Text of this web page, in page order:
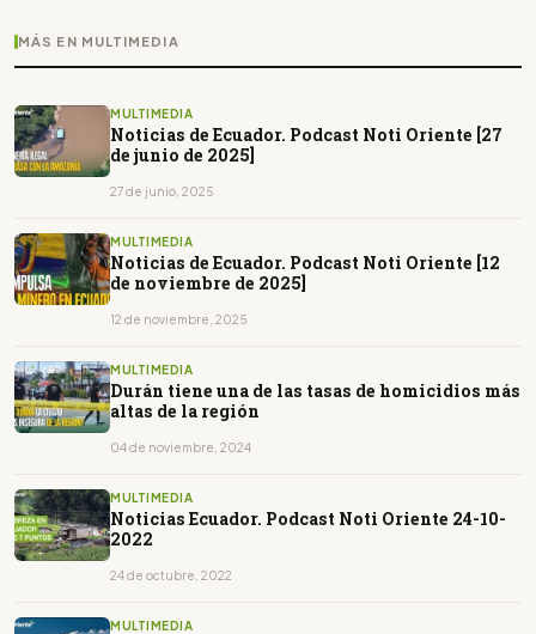
MÁS EN MULTIMEDIA
MULTIMEDIA
Noticias de Ecuador. Podcast Noti Oriente [27
de junio de 2025]
27 de junio, 2025
MULTIMEDIA
Noticias de Ecuador. Podcast Noti Oriente [12
de noviembre de 2025]
12 de noviembre, 2025
MULTIMEDIA
Durán tiene una de las tasas de homicidios más
altas de la región
04 de noviembre, 2024
MULTIMEDIA
Noticias Ecuador. Podcast Noti Oriente 24-10-
2022
24 de octubre, 2022
MULTIMEDIA